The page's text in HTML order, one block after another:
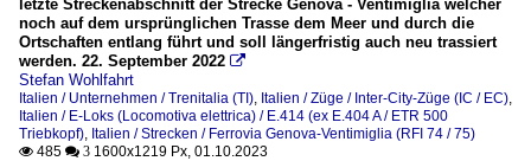
letzte Streckenabschnitt der Strecke Genova - Ventimiglia welcher
noch auf dem ursprünglichen Trasse dem Meer und durch die
Ortschaften entlang führt und soll längerfristig auch neu trassiert
werden. 22. September 2022 
Stefan Wohlfahrt
Italien / Unternehmen / Trenitalia (TI) Italien / Züge / Inter-City-Züge (IC / EC)
Italien / E-Loks (Locomotiva elettrica) / E.414 (ex E.404 A / ETR 500
Triebkopf) Italien / Strecken / Ferrovia Genova-Ventimiglia (RFI 74 / 75)
 485  3 1600x1219 Px, 01.10.2023